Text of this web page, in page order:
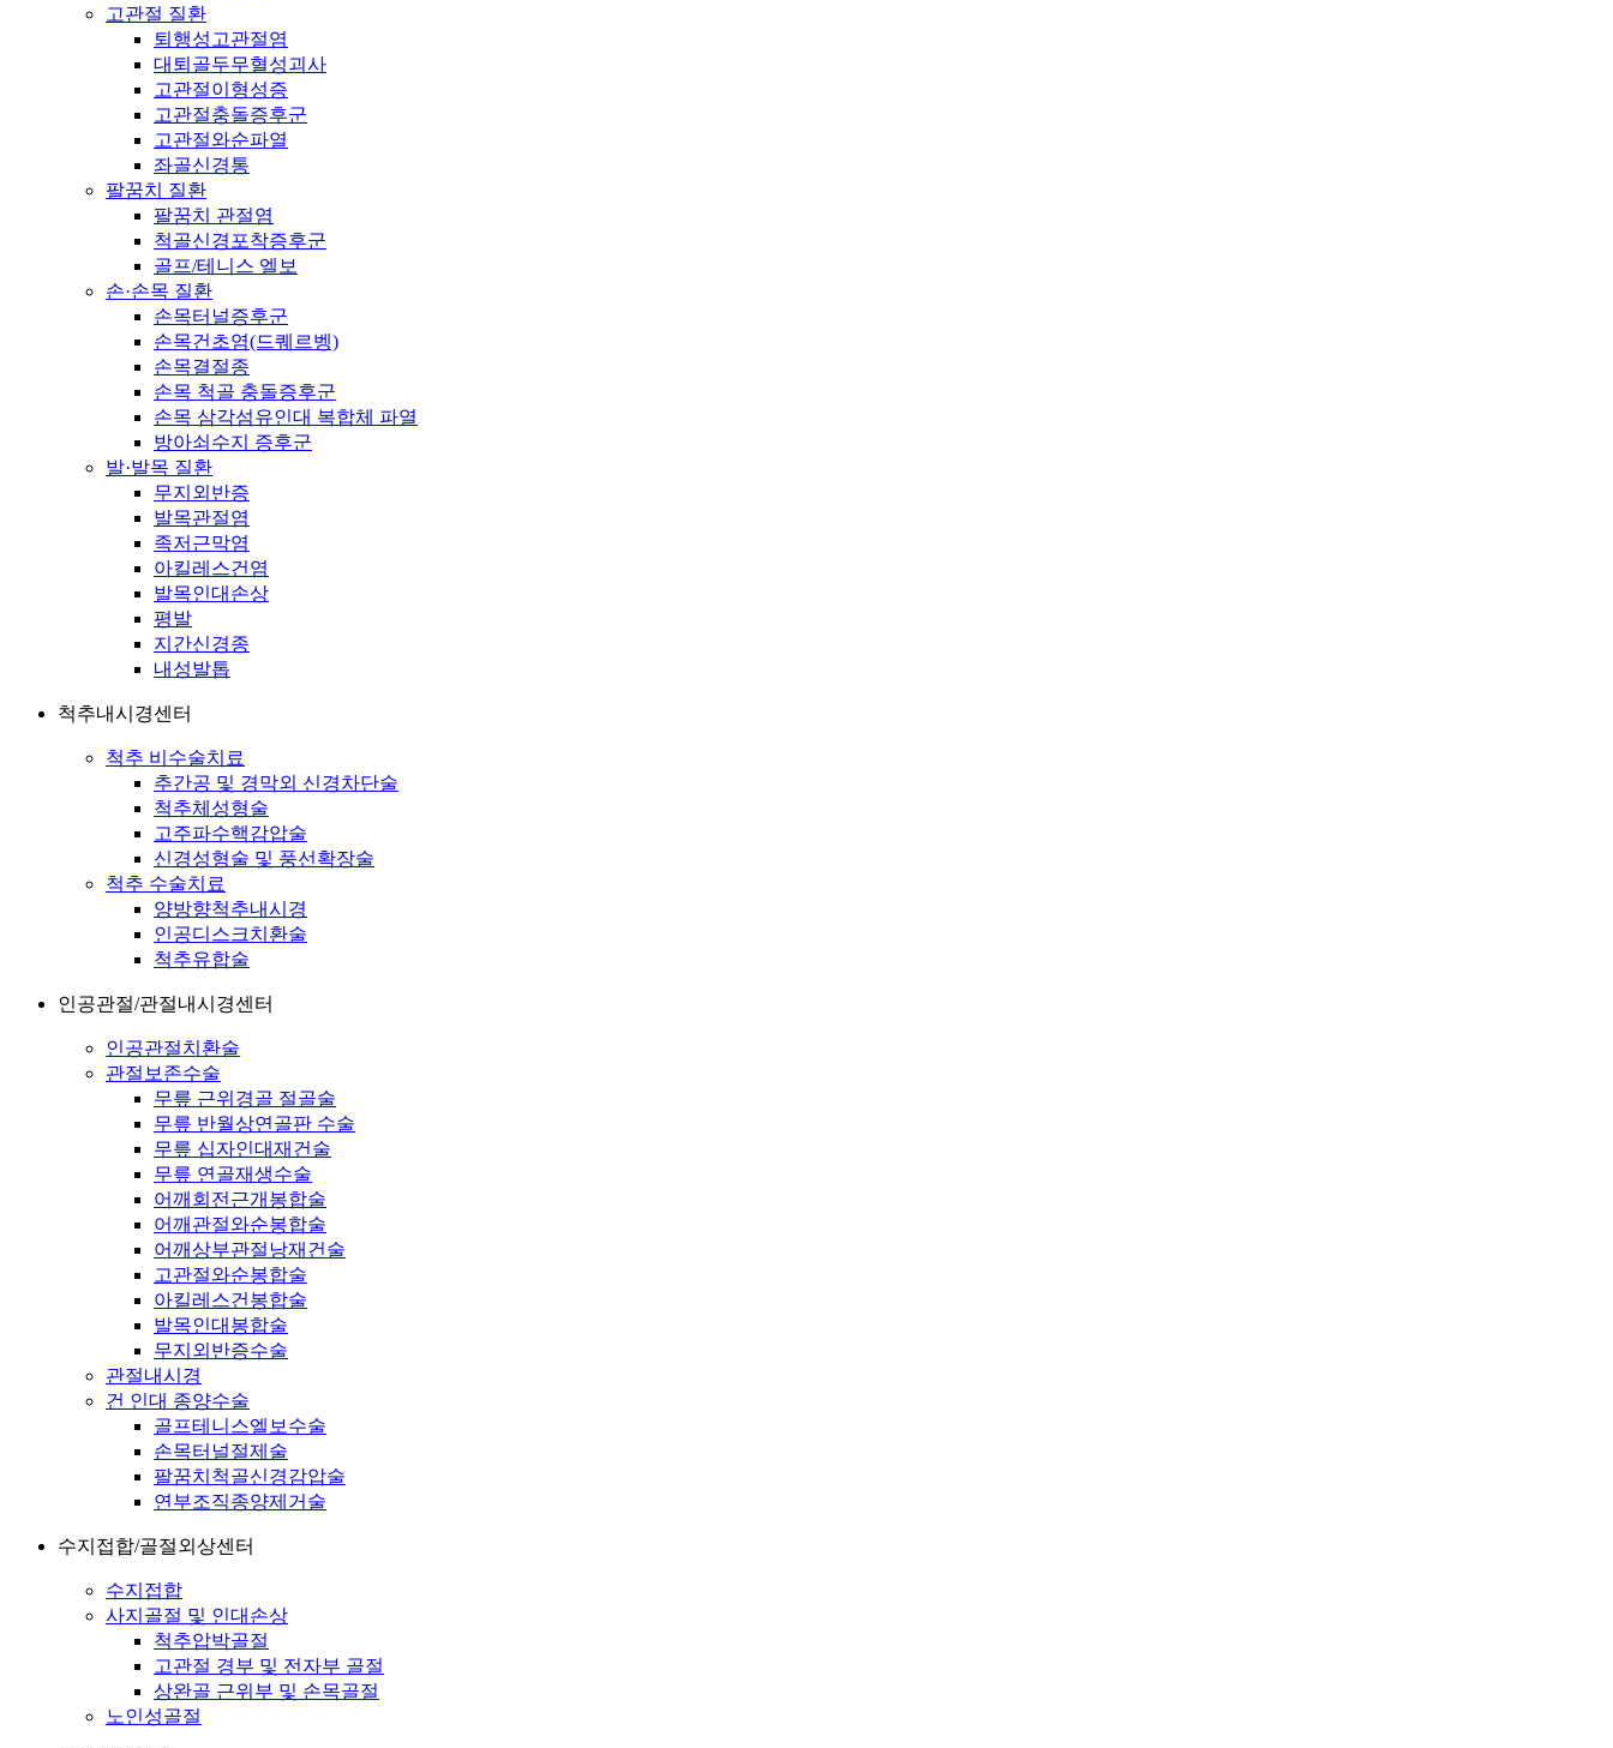
고관절 질환
퇴행성고관절염
대퇴골두무혈성괴사
고관절이형성증
고관절충돌증후군
고관절와순파열
좌골신경통
팔꿈치 질환
팔꿈치 관절염
척골신경포착증후군
골프/테니스 엘보
손·손목 질환
손목터널증후군
손목건초염(드퀘르벵)
손목결절종
손목 척골 충돌증후군
손목 삼각섬유인대 복합체 파열
방아쇠수지 증후군
발·발목 질환
무지외반증
발목관절염
족저근막염
아킬레스건염
발목인대손상
평발
지간신경종
내성발톱
척추내시경센터
척추 비수술치료
추간공 및 경막외 신경차단술
척추체성형술
고주파수핵감압술
신경성형술 및 풍선확장술
척추 수술치료
양방향척추내시경
인공디스크치환술
척추유합술
인공관절/관절내시경센터
인공관절치환술
관절보존수술
무릎 근위경골 절골술
무릎 반월상연골판 수술
무릎 십자인대재건술
무릎 연골재생수술
어깨회전근개봉합술
어깨관절와순봉합술
어깨상부관절낭재건술
고관절와순봉합술
아킬레스건봉합술
발목인대봉합술
무지외반증수술
관절내시경
건 인대 종양수술
골프테니스엘보수술
손목터널절제술
팔꿈치척골신경감압술
연부조직종양제거술
수지접합/골절외상센터
수지접합
사지골절 및 인대손상
척추압박골절
고관절 경부 및 전자부 골절
상완골 근위부 및 손목골절
노인성골절